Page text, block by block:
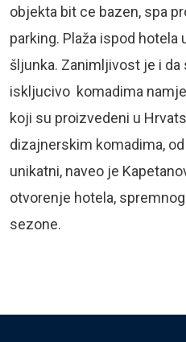
objekta bit ce bazen, spa
parking. Plaža ispod
šljunka. Zanimljivost je i
iskljucivo komadima
koji su proizvedeni u
dizajnerskim komadima,
unikatni, naveo je
otvorenje hotela,
sezone.